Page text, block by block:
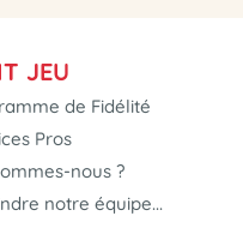
JEU
de Fidélité
Pros
nous ?
notre équipe...